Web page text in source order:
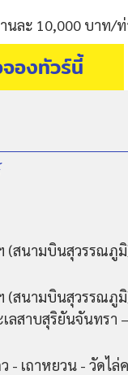
นละ 10,000 บาท/
องทัวร์นี้
(สนามบินสุวรรณภู
(สนามบินสุวรรณภู
เลสาบสุริยันจันทรา
- เถาหยวน - วัดไ